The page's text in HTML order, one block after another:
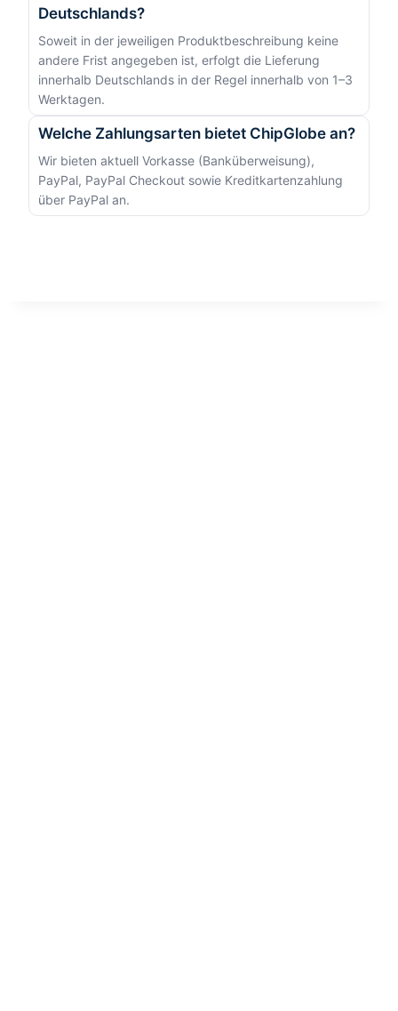
Deutschlands?
Soweit in der jeweiligen Produktbeschreibung keine
andere Frist angegeben ist, erfolgt die Lieferung
innerhalb Deutschlands in der Regel innerhalb von 1–3
Werktagen.
Welche Zahlungsarten bietet ChipGlobe an?
Wir bieten aktuell Vorkasse (Banküberweisung),
PayPal, PayPal Checkout sowie Kreditkartenzahlung
über PayPal an.